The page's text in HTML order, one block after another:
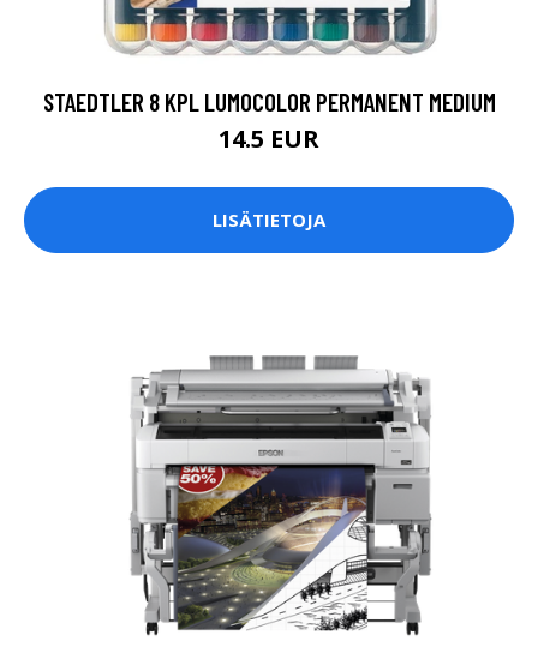
STAEDTLER 8 KPL LUMOCOLOR PERMANENT MEDIUM
14.5 EUR
LISÄTIETOJA